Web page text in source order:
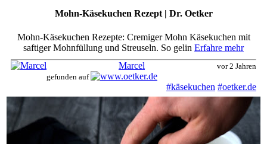
Mohn-Käsekuchen Rezept | Dr. Oetker
Mohn-Käsekuchen Rezepte: Cremiger Mohn Käsekuchen mit
saftiger Mohnfüllung und Streuseln. So gelin Erfahre mehr
Marcel
vor 2 Jahren
gefunden auf
#käsekuchen #oetker.de